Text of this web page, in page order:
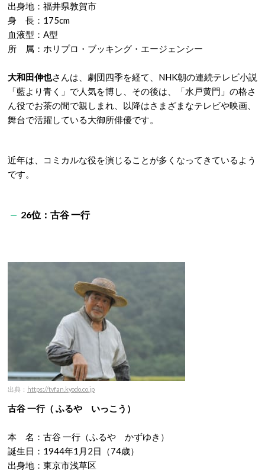
出身地：福井県敦賀市
身 長：175cm
血液型：A型
所 属：ホリプロ・ブッキング・エージェンシー
大和田伸也さんは、劇団四季を経て、NHK朝の連続テレビ小説
「藍より青く」で人気を博し、その後は、「水戸黄門」の格さ
ん役でお茶の間で親しまれ、以降はさまざまなテレビや映画、
舞台で活躍している大御所俳優です。
近年は、コミカルな役を演じることが多くなってきているよう
です。
26位：古谷 一行
出典： https://tvfan.kyodo.co.jp
古谷 一行（ ふるや いっこう）
本 名：古谷 一行（ふるや かずゆき）
誕生日：1944年1月2日（74歳）
出身地：東京市浅草区